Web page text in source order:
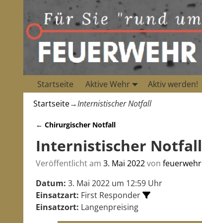
Startseite Aktive Wehr Aktiv werden!
Startseite→Internistischer Notfall
← Chirurgischer Notfall
Internistischer Notfall
Veröffentlicht am 3. Mai 2022von feuerwehr
Datum: 3. Mai 2022 um 12:59 Uhr
Einsatzart: First Responder
Einsatzort: Langenpreising